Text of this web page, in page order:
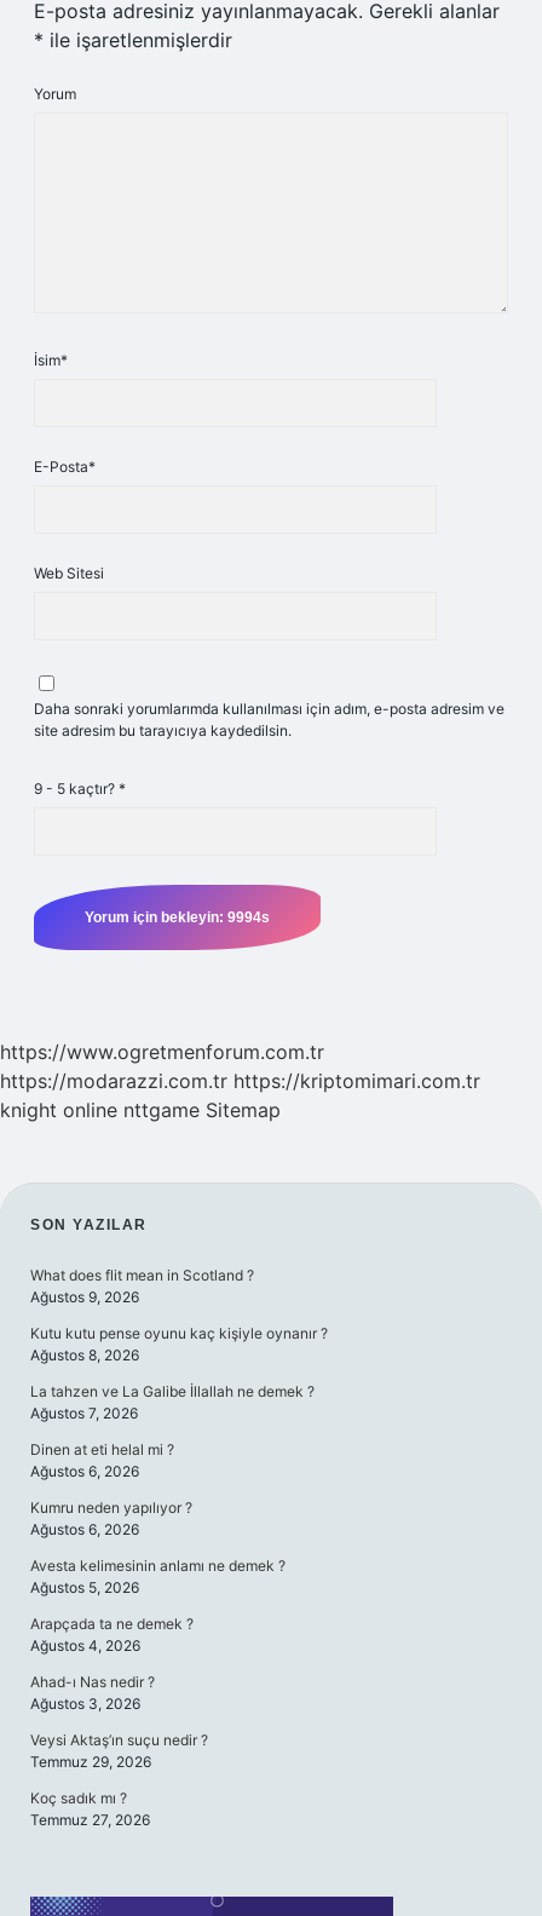
E-posta adresiniz yayınlanmayacak. Gerekli alanlar
* ile işaretlenmişlerdir
Yorum
İsim*
E-Posta*
Web Sitesi
Daha sonraki yorumlarımda kullanılması için adım, e-posta adresim ve
site adresim bu tarayıcıya kaydedilsin.
9 - 5 kaçtır? *
https://www.ogretmenforum.com.tr
https://modarazzi.com.tr https://kriptomimari.com.tr
knight online nttgame Sitemap
SIDEBAR
SON YAZILAR
What does flit mean in Scotland ?
Ağustos 9, 2026
Kutu kutu pense oyunu kaç kişiyle oynanır ?
Ağustos 8, 2026
La tahzen ve La Galibe İllallah ne demek ?
Ağustos 7, 2026
Dinen at eti helal mi ?
Ağustos 6, 2026
Kumru neden yapılıyor ?
Ağustos 6, 2026
Avesta kelimesinin anlamı ne demek ?
Ağustos 5, 2026
Arapçada ta ne demek ?
Ağustos 4, 2026
Ahad-ı Nas nedir ?
Ağustos 3, 2026
Veysi Aktaş’ın suçu nedir ?
Temmuz 29, 2026
Koç sadık mı ?
Temmuz 27, 2026